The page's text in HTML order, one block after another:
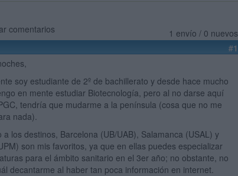
1 envío / 0 nuevos
comentarios
#1
soy estudiante de 2º de bachillerato y desde hace mucho
en mente estudiar Biotecnología, pero al no darse aquí
tendría que mudarme a la península (cosa que no me
nada).
a los destinos, Barcelona (UB/UAB), Salamanca (USAL) y
son mis favoritos, ya que en ellas puedes especializar
para el ámbito sanitario en el 3er año; no obstante, no
decantarme al haber tan poca información en internet.